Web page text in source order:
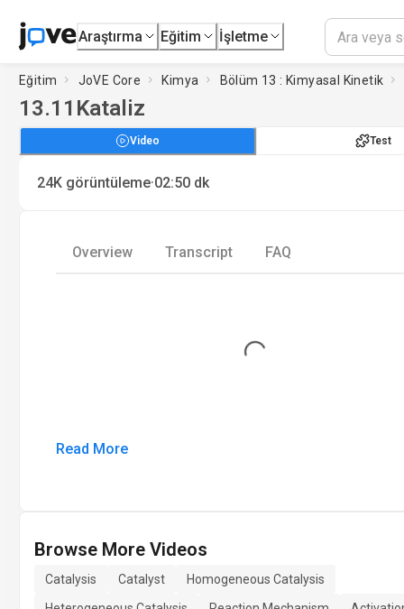
Araştırma Eğitim İşletme
Eğitim JoVE Core Kimya Bölüm 13 : Kimyasal Kinetik
13.11 Kataliz
Video Test
24K görüntüleme·02:50 dk
Overview Transcript FAQ
Loading...
Read More
Browse More Videos
Catalysis Catalyst
Homogeneous Catalysis